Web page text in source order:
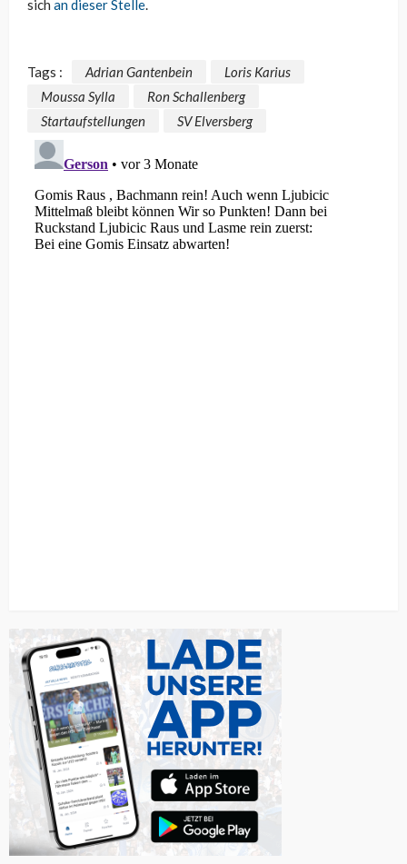
sich an dieser Stelle
Tags : Adrian Gantenbein
Loris Karius
Moussa Sylla
Ron Schallenberg
Startaufstellungen
SV Elversberg